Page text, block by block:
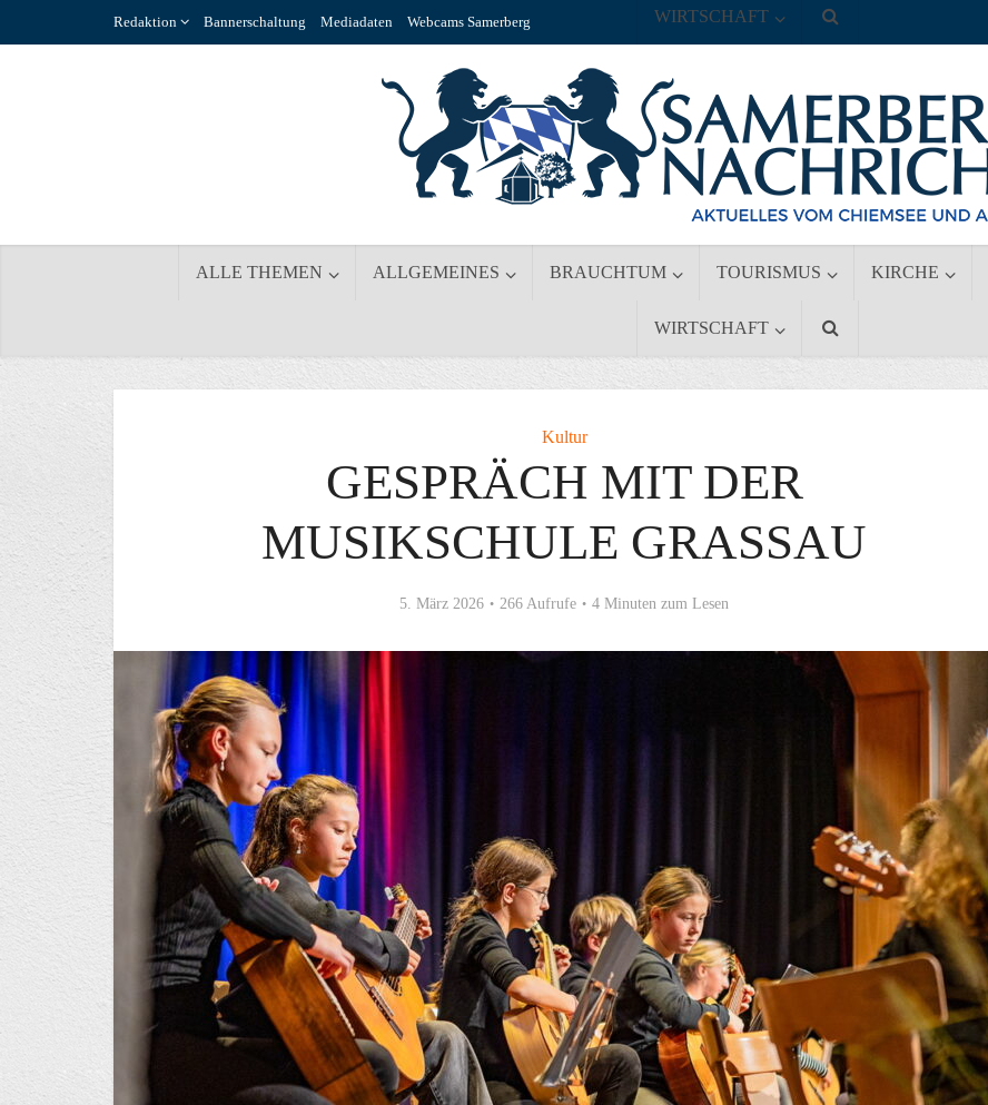
Redaktion Bannerschaltung Mediadaten Webcams Samerberg
ALLE THEMEN ALLGEMEINES BRAUCHTUM TOURISMUS KIRCHE
WIRTSCHAFT
WIRTSCHAFT
Kultur
GESPRÄCH MIT DER
MUSIKSCHULE GRASSAU
5. März 2026 266 Aufrufe 4 Minuten zum Lesen